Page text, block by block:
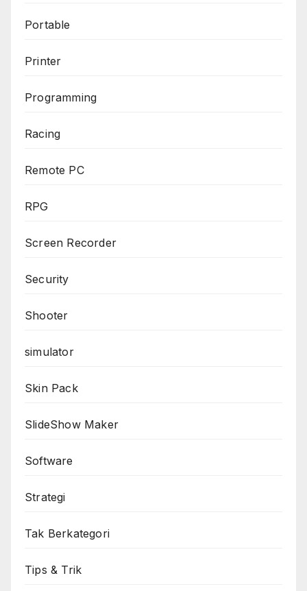
Portable
Printer
Programming
Racing
Remote PC
RPG
Screen Recorder
Security
Shooter
simulator
Skin Pack
SlideShow Maker
Software
Strategi
Tak Berkategori
Tips & Trik